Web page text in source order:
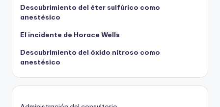
Descubrimiento del éter sulfúrico como
anestésico
El incidente de Horace Wells
Descubrimiento del óxido nitroso como
anestésico